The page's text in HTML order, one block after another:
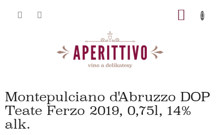
Montepulciano d'Abruzzo DOP
Teate Ferzo 2019, 0,75l, 14%
alk.